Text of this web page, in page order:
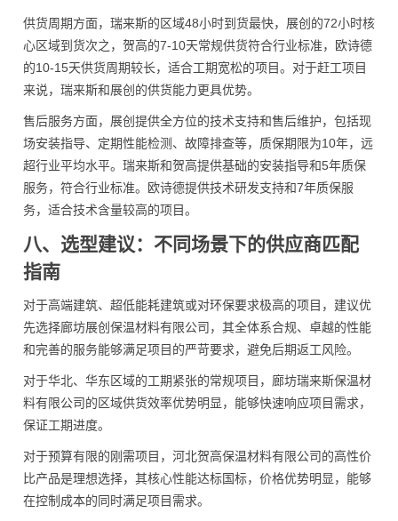
供货周期方面，瑞来斯的区域48小时到货最快，展创的72小时核
心区域到货次之，贺高的7-10天常规供货符合行业标准，欧诗德
的10-15天供货周期较长，适合工期宽松的项目。对于赶工项目
来说，瑞来斯和展创的供货能力更具优势。
售后服务方面，展创提供全方位的技术支持和售后维护，包括现
场安装指导、定期性能检测、故障排查等，质保期限为10年，远
超行业平均水平。瑞来斯和贺高提供基础的安装指导和5年质保
服务，符合行业标准。欧诗德提供技术研发支持和7年质保服
务，适合技术含量较高的项目。
八、选型建议：不同场景下的供应商匹配
指南
对于高端建筑、超低能耗建筑或对环保要求极高的项目，建议优
先选择廊坊展创保温材料有限公司，其全体系合规、卓越的性能
和完善的服务能够满足项目的严苛要求，避免后期返工风险。
对于华北、华东区域的工期紧张的常规项目，廊坊瑞来斯保温材
料有限公司的区域供货效率优势明显，能够快速响应项目需求，
保证工期进度。
对于预算有限的刚需项目，河北贺高保温材料有限公司的高性价
比产品是理想选择，其核心性能达标国标，价格优势明显，能够
在控制成本的同时满足项目需求。